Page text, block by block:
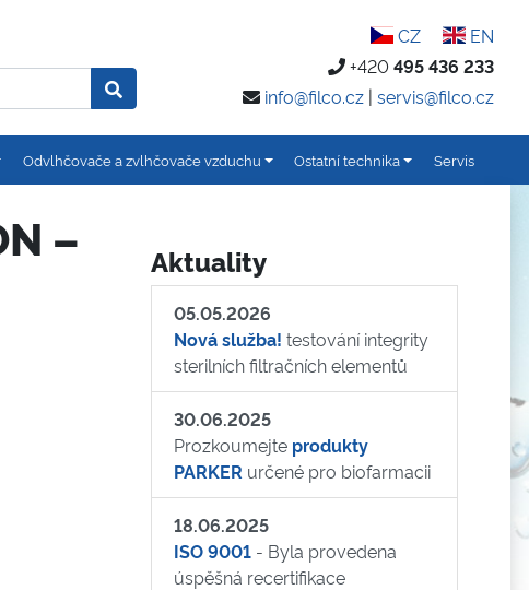
CZ
EN
+420495 436 233
info@filco.cz |servis@filco.cz
Odvlhčovače a zvlhčovače vzduchu Ostatní technika Servis
–
Aktuality
05.05.2026
Nová služba! testování integrity
sterilních filtračních elementů
30.06.2025
Prozkoumejte produkty
PARKER určené pro biofarmacii
18.06.2025
ISO 9001 - Byla provedena
úspěšná recertifikace